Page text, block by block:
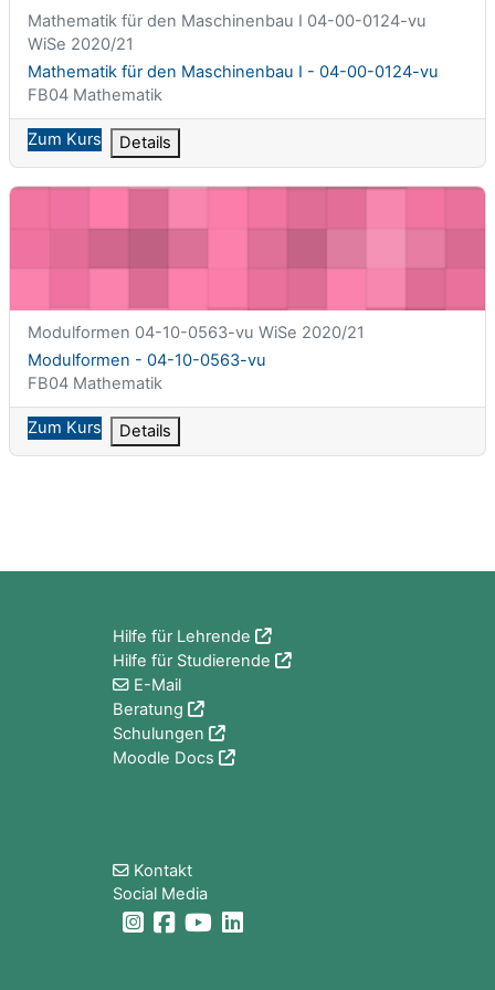
Kurzer Kursname
Mathematik für den Maschinenbau I 04-00-0124-vu
WiSe 2020/21
Kursname
Mathematik für den Maschinenbau I - 04-00-0124-vu
Kursbereich
FB04 Mathematik
Zum Kurs Details
Modulformen - 04-10-0563-vu
Kurzer Kursname
Modulformen 04-10-0563-vu WiSe 2020/21
Kursname
Modulformen - 04-10-0563-vu
Kursbereich
FB04 Mathematik
Zum Kurs Details
Hilfe für Lehrende
Hilfe für Studierende
E-Mail
Beratung
Schulungen
Moodle Docs
Kontakt
Social Media